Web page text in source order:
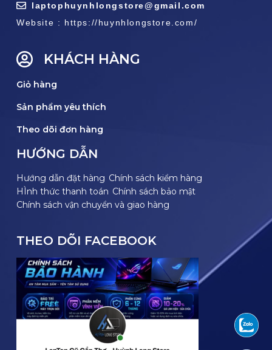
laptophuynhlongstore@gmail.com
Website : https://huynhlongstore.com/
KHÁCH HÀNG
Giỏ hàng
Sản phẩm yêu thích
Theo dõi đơn hàng
HƯỚNG DẪN
Hướng dẫn đặt hàng Chính sách kiểm hàng
HÌnh thức thanh toán Chính sách bảo mật
Chính sách vận chuyển và giao hàng
THEO DÕI FACEBOOK